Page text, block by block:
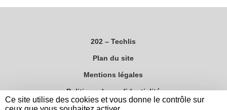
202 – Techlis
Plan du site
Mentions légales
Politique de confidentialité
Site réalisé par Kalélia
Ce site utilise des cookies et vous donne le contrôle sur